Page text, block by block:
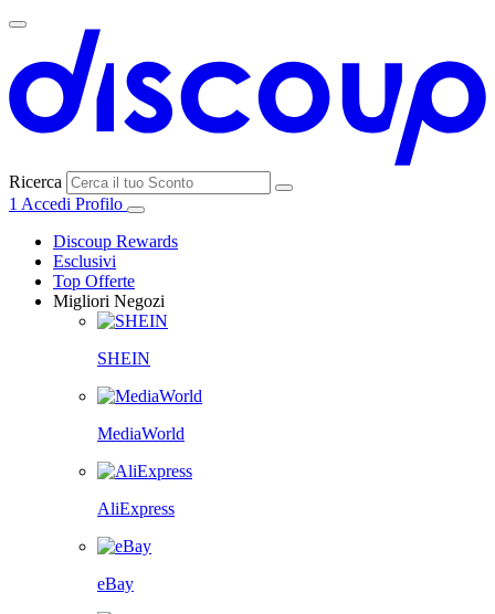
Ricerca
1 Accedi Profilo
Discoup Rewards
Esclusivi
Top Offerte
Migliori Negozi
SHEIN
MediaWorld
AliExpress
eBay